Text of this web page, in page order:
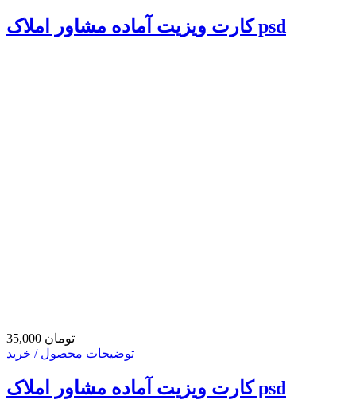
کارت ویزیت آماده مشاور املاک psd
35,000 تومان
توضیحات محصول / خرید
کارت ویزیت آماده مشاور املاک psd